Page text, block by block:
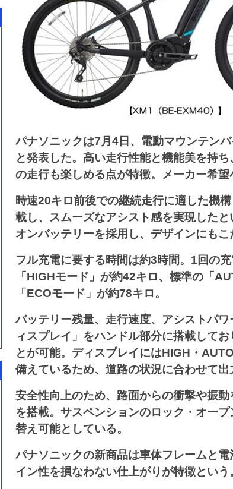
パナソニックは7月4日、電動マウンテン
と発表した。高い走行性能と機能美を持
の走行も楽しめる点が特徴。メーカー希望
時速20キロ前後での継続走行に適した機
載し、スムーズなアシスト感を実現した
オンバッテリーを採用し、デザインにもこ
フル充電に要する時間は約3時間。1回の
「HIGHモード」が約42キロ、標準の「
「ECOモード」が約78キロ。
バッテリー残量、走行速度、アシストパ
ィスプレイ」をハンドル部分に搭載して
とが可能。ディスプレイにはHIGH・
備えているため、道路の状況に合わせて出
安全性向上のため、路面からの衝撃や振
を搭載。サスペンションのロック・オー
替え可能としている。
パナソニックの新商品は車体フレームと
イン性を損なわない仕上がりが特徴という